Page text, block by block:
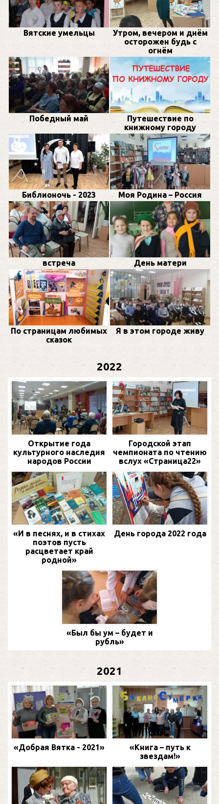
Вятские умельцы
Утром, вечером и днём
осторожен будь с
огнём
Победный май
Путешествие по
книжному городу
Библионочь - 2023 Моя Родина – Россия
встреча День матери
По страницам любимых
сказок
Я в этом городе живу
2022
Открытие года
культурного наследия
народов России
Городской этап
чемпионата по чтению
вслух «Страница22»
«И в песнях, и в стихах
поэтов пусть
расцветает край
родной»
День города 2022 года
«Был бы ум – будет и
рубль»
2021
«Добрая Вятка - 2021»
«Книга – путь к
звездам!»